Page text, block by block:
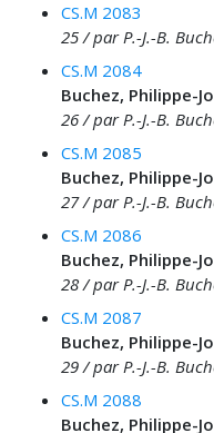
CS.M 2083
25 / par P.-J.-B.
CS.M 2084
Buchez, Philippe-
26 / par P.-J.-B.
CS.M 2085
Buchez, Philippe-
27 / par P.-J.-B.
CS.M 2086
Buchez, Philippe-
28 / par P.-J.-B.
CS.M 2087
Buchez, Philippe-
29 / par P.-J.-B.
CS.M 2088
Buchez, Philippe-